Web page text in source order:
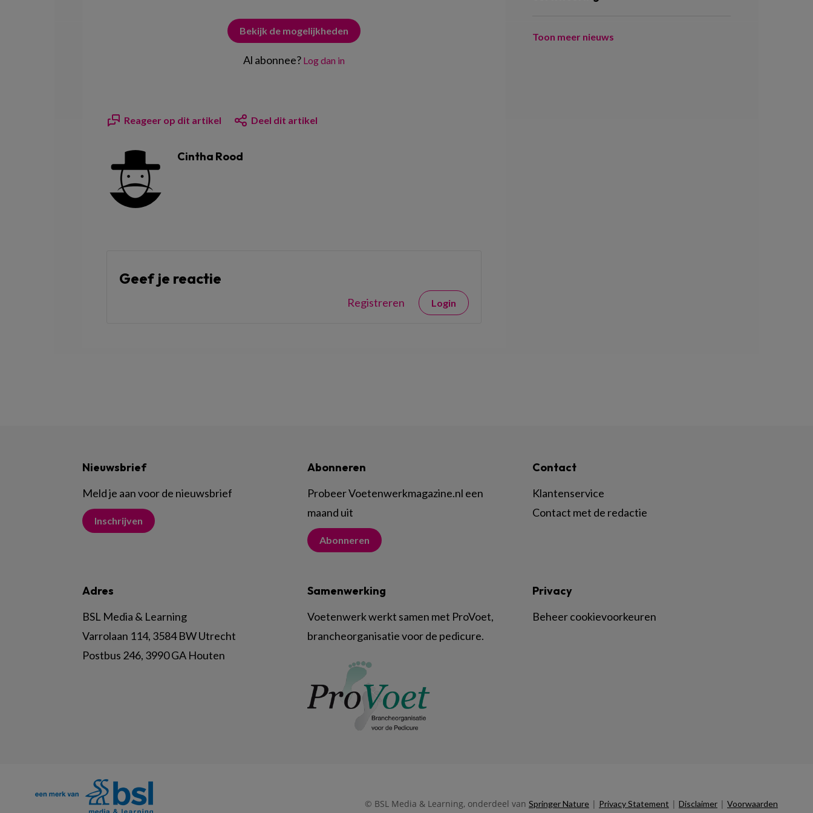
Bekijk de mogelijkheden
Al abonnee? Log dan in
Reageer op dit artikel Deel dit artikel
Cintha Rood
Geef je reactie
Registreren Login
Toon meer nieuws
Nieuwsbrief
Meld je aan voor de nieuwsbrief
Inschrijven
Abonneren
Probeer Voetenwerkmagazine.nl een
maand uit
Abonneren
Contact
Klantenservice
Contact met de redactie
Adres
BSL Media & Learning
Varrolaan 114, 3584 BW Utrecht
Postbus 246, 3990 GA Houten
Samenwerking
Voetenwerk werkt samen met ProVoet,
brancheorganisatie voor de pedicure.
Privacy
Beheer cookievoorkeuren
© BSL Media & Learning, onderdeel van Springer Nature | Privacy Statement | Disclaimer | Voorwaarden